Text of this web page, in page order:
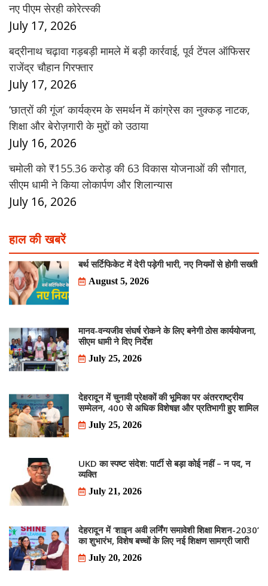
नए पीएम सेरही कोरेत्स्की
July 17, 2026
बद्रीनाथ चढ़ावा गड़बड़ी मामले में बड़ी कार्रवाई, पूर्व टेंपल ऑफिसर
राजेंद्र चौहान गिरफ्तार
July 17, 2026
‘छात्रों की गूंज’ कार्यक्रम के समर्थन में कांग्रेस का नुक्कड़ नाटक,
शिक्षा और बेरोज़गारी के मुद्दों को उठाया
July 16, 2026
चमोली को ₹155.36 करोड़ की 63 विकास योजनाओं की सौगात,
सीएम धामी ने किया लोकार्पण और शिलान्यास
July 16, 2026
हाल की खबरें
बर्थ सर्टिफिकेट में देरी पड़ेगी भारी, नए नियमों से होगी सख्ती
August 5, 2026
मानव-वन्यजीव संघर्ष रोकने के लिए बनेगी ठोस कार्ययोजना,
सीएम धामी ने दिए निर्देश
July 25, 2026
देहरादून में चुनावी प्रेक्षकों की भूमिका पर अंतरराष्ट्रीय
सम्मेलन, 400 से अधिक विशेषज्ञ और प्रतिभागी हुए शामिल
July 25, 2026
UKD का स्पष्ट संदेश: पार्टी से बड़ा कोई नहीं – न पद, न
व्यक्ति
July 21, 2026
देहरादून में ‘शाइन अवी लर्निंग समावेशी शिक्षा मिशन-2030’
का शुभारंभ, विशेष बच्चों के लिए नई शिक्षण सामग्री जारी
July 20, 2026